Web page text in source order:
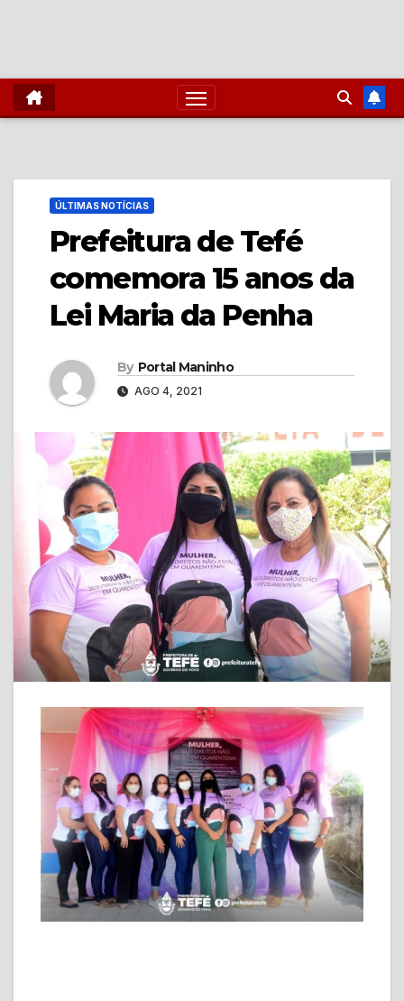
ÚLTIMAS NOTÍCIAS
Prefeitura de Tefé
comemora 15 anos da
Lei Maria da Penha
By Portal Maninho
AGO 4, 2021